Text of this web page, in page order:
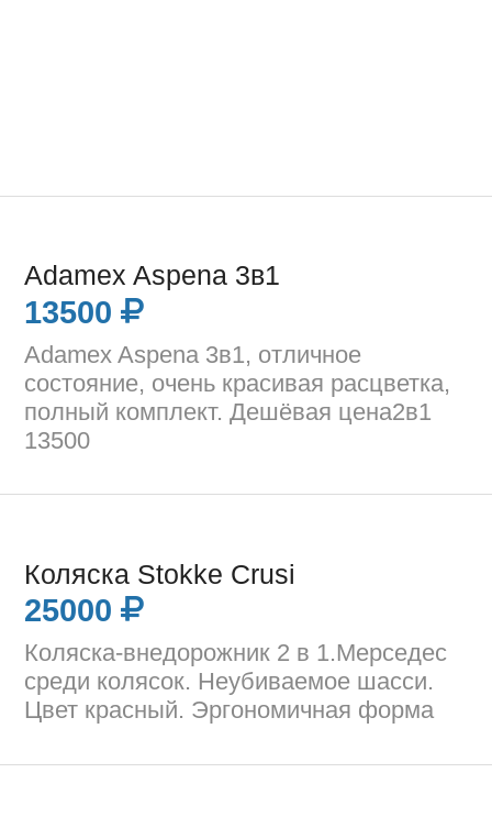
Adamex Aspena 3в1
13500
Adamex Aspena 3в1, отличное
состояние, очень красивая расцветка,
полный комплект. Дешёвая цена2в1
13500
Коляска Stokke Crusi
25000
Коляска-внедорожник 2 в 1.Мерседес
среди колясок. Неубиваемое шасси.
Цвет красный. Эргономичная форма